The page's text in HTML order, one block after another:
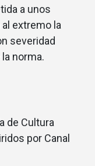
a unos
extremo la
severidad
norma.
de Cultura
por Canal